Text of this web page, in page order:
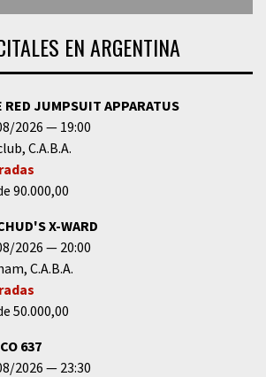
EN ARGENTINA
RED JUMPSUIT APPARATUS
2026
19:00
C.A.B.A.
90.000,00
X-WARD
2026
20:00
C.A.B.A.
50.000,00
637
2026
23:30